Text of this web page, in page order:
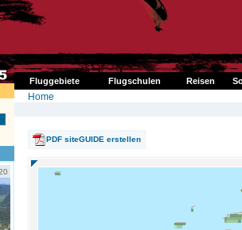
Fluggebiete Flugschulen Reisen
Home
PDF siteGUIDE erstellen